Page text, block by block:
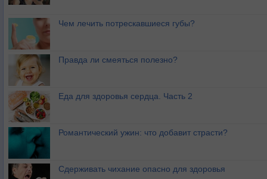
Чем лечить потрескавшиеся губы?
Правда ли смеяться полезно?
Еда для здоровья сердца. Часть 2
Романтический ужин: что добавит страсти?
Сдерживать чихание опасно для здоровья